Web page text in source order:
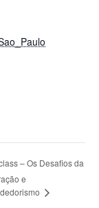
– Os Desafios da
e